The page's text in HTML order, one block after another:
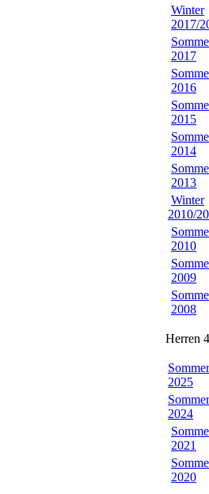
Winter
2017/
2017
2016
2015
2014
2013
Winter
2010/
2010
2009
2008
Herren
Sommer
2025
Sommer
2024
2021
2020